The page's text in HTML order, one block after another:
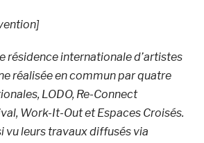
résidence internationale d’artistes
réalisée en commun par quatre
LODO, Re-Connect
Work-It-Out et Espaces Croisés.
vu leurs travaux diffusés via